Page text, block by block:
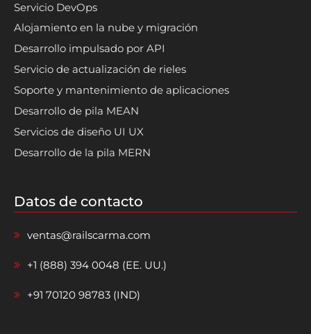
Servicio DevOps
Alojamiento en la nube y migración
Desarrollo impulsado por API
Servicio de actualización de rieles
Soporte y mantenimiento de aplicaciones
Desarrollo de pila MEAN
Servicios de diseño UI UX
Desarrollo de la pila MERN
Datos de contacto
ventas@railscarma.com
+1 (888) 394 0048 (EE. UU.)
+91 70120 98783 (IND)